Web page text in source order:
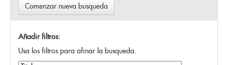
Comenzar nueva busqueda
Añadir filtros:
Usa los filtros para afinar la busqueda.